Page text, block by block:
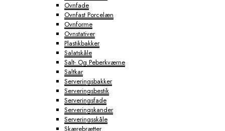
Ovnfade
Ovnfast Porcelæn
Ovnforme
Ovnstativer
Plastikbakker
Salatskåle
Salt- Og Peberkværne
Saltkar
Serveringsbakker
Serveringsbestik
Serveringsfade
Serveringskander
Serveringsskåle
Skærebrætter